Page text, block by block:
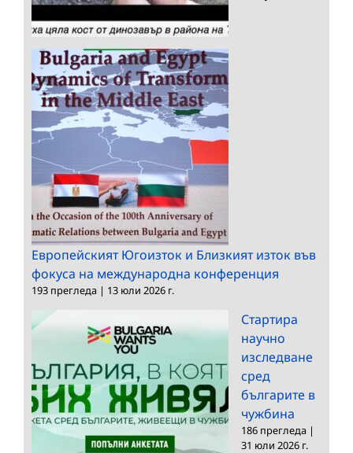
Европейският Югоизток и Близкият изток във
фокуса на международна конференция
193 прегледа | 13 юли 2026 г.
Стартира
научно
изследване
сред
българите в
чужбина
186 прегледа |
31 юли 2026 г.